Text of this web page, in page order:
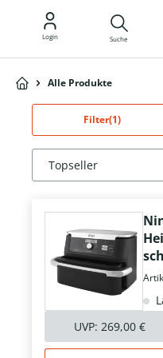
Login Suche
Alle Produkte
Filter(1)
UVP: 269,00 €